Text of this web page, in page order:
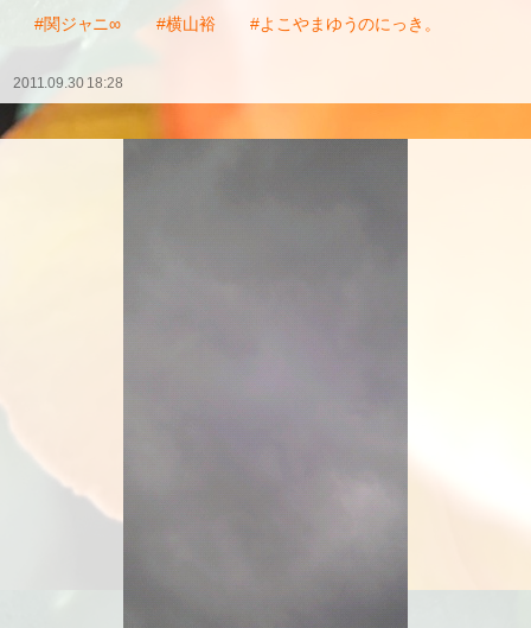
#関ジャニ∞
#横山裕 #よこやまゆうのにっき。
2011.09.30 18:28